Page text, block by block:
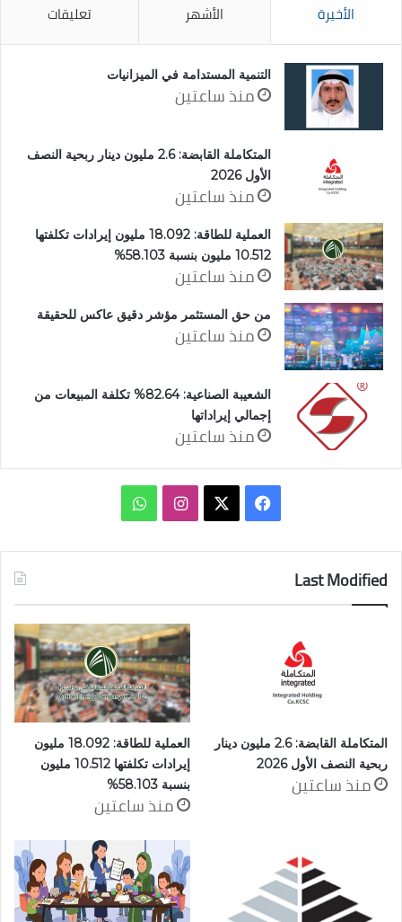
الأخيرة الأشهر تعليقات
التنمية المستدامة في الميزانيات
منذ ساعتين
المتكاملة القابضة: 2.6 مليون دينار ربحية النصف
الأول 2026
منذ ساعتين
العملية للطاقة: 18.092 مليون إيرادات تكلفتها
10.512 مليون بنسبة 58.103%
منذ ساعتين
من حق المستثمر مؤشر دقيق عاكس للحقيقة
منذ ساعتين
الشعيبة الصناعية: 82.64% تكلفة المبيعات من
إجمالي إيراداتها
منذ ساعتين
فيسبوك انستقرامواتساب
Last Modified
المتكاملة القابضة: 2.6 مليون دينار
ربحية النصف الأول 2026
منذ ساعتين
العملية للطاقة: 18.092 مليون
إيرادات تكلفتها 10.512 مليون
بنسبة 58.103%
منذ ساعتين